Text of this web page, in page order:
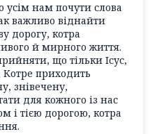
усім нам почути слова
важливо віднайти
дорогу, котра
й мирного життя.
що тільки Ісус,
приходить
знівечену,
для кожного із нас
тією дорогою, котра